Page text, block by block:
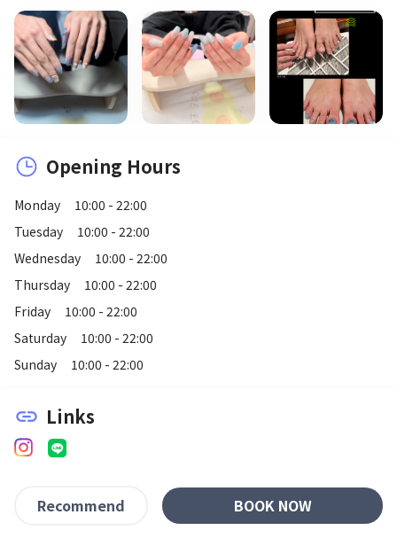
Opening Hours
Monday
10:00 - 22:00
Tuesday
10:00 - 22:00
Wednesday
10:00 - 22:00
Thursday
10:00 - 22:00
Friday
10:00 - 22:00
Saturday
10:00 - 22:00
Sunday
10:00 - 22:00
link Links
Recommend BOOK NOW